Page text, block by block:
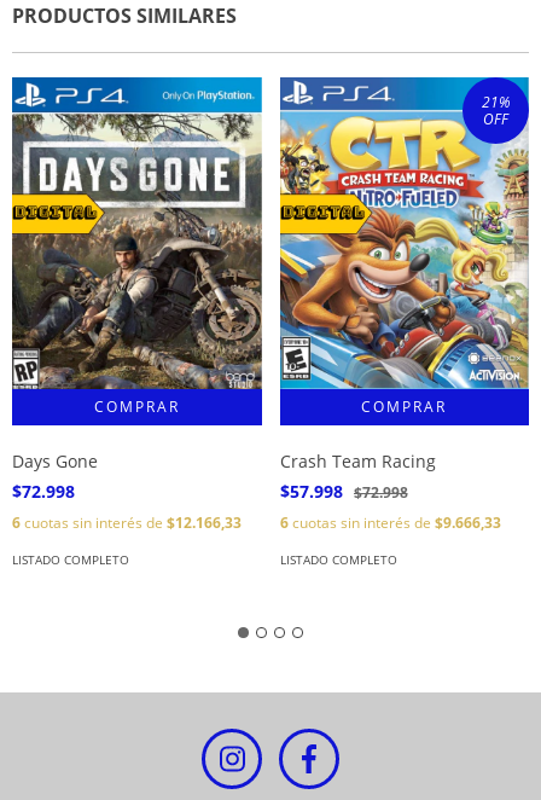
PRODUCTOS SIMILARES
Days Gone
$72.998
6cuotas sin interés de $12.166,33
LISTADO COMPLETO
21%
OFF
Crash Team Racing
$57.998 $72.998
6cuotas sin interés de $9.666,33
LISTADO COMPLETO